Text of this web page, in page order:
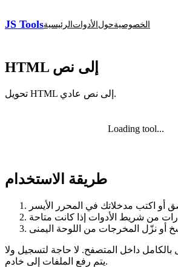
JS Toolsالرئيسية الأدوات حولالخصوصية
HTML إلى نص
تحويل HTML إلى نص عادي.
Loading tool...
طريقة الاستخدام
أو اكتب مدخلاتك في المحرر الأيسر
من شريط الأدوات إذا كانت متاحة
أو نزّل المخرجات من اللوحة اليمنى
بالكامل داخل المتصفح. لا حاجة لتسجيل ولا
يتم رفع الملفات إلى خادم.